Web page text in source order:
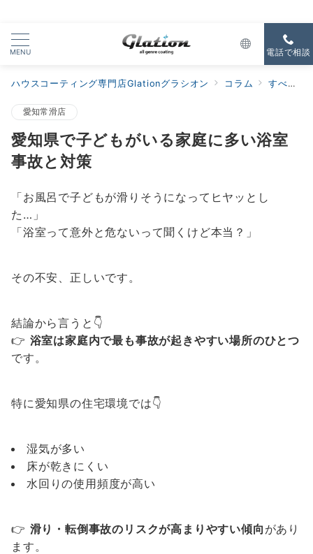
MENU 電話で相談
ハウスコーティング専門店Glationグラシオン コラム すべての新着
愛知常滑店
愛知県で子どもがいる家庭に多い浴室
事故と対策
「お風呂で子どもが滑りそうになってヒヤッとし
た…」
「浴室って意外と危ないって聞くけど本当？」
その不安、正しいです。
結論から言うと👇
👉 浴室は家庭内で最も事故が起きやすい場所のひとつ
です。
特に愛知県の住宅環境では👇
湿気が多い
床が乾きにくい
水回りの使用頻度が高い
👉 滑り・転倒事故のリスクが高まりやすい傾向 があり
ます。